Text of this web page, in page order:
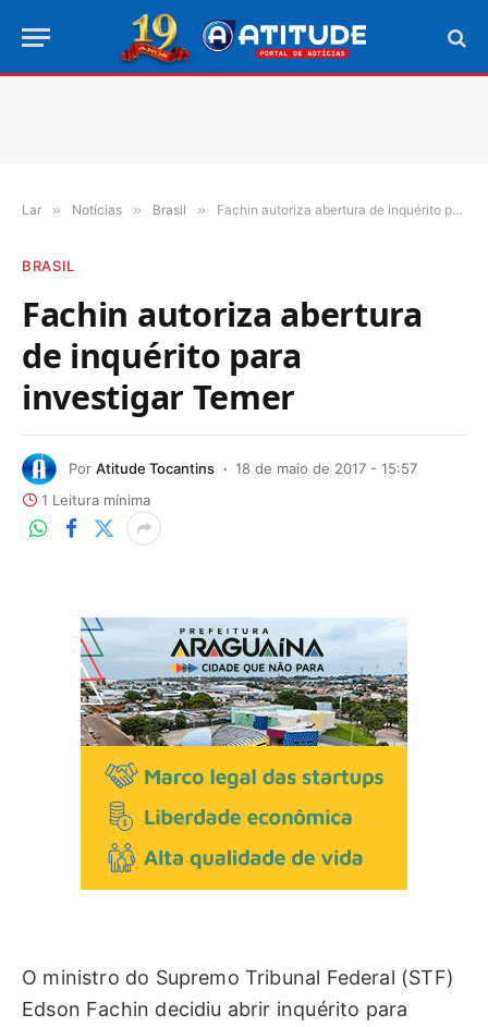
Lar » Notícias » Brasil » Fachin autoriza abertura de inquérito para investigar Temer
BRASIL
Fachin autoriza abertura
de inquérito para
investigar Temer
Por Atitude Tocantins
18 de maio de 2017 - 15:57
1 Leitura mínima
O ministro do Supremo Tribunal Federal (STF)
Edson Fachin decidiu abrir inquérito para